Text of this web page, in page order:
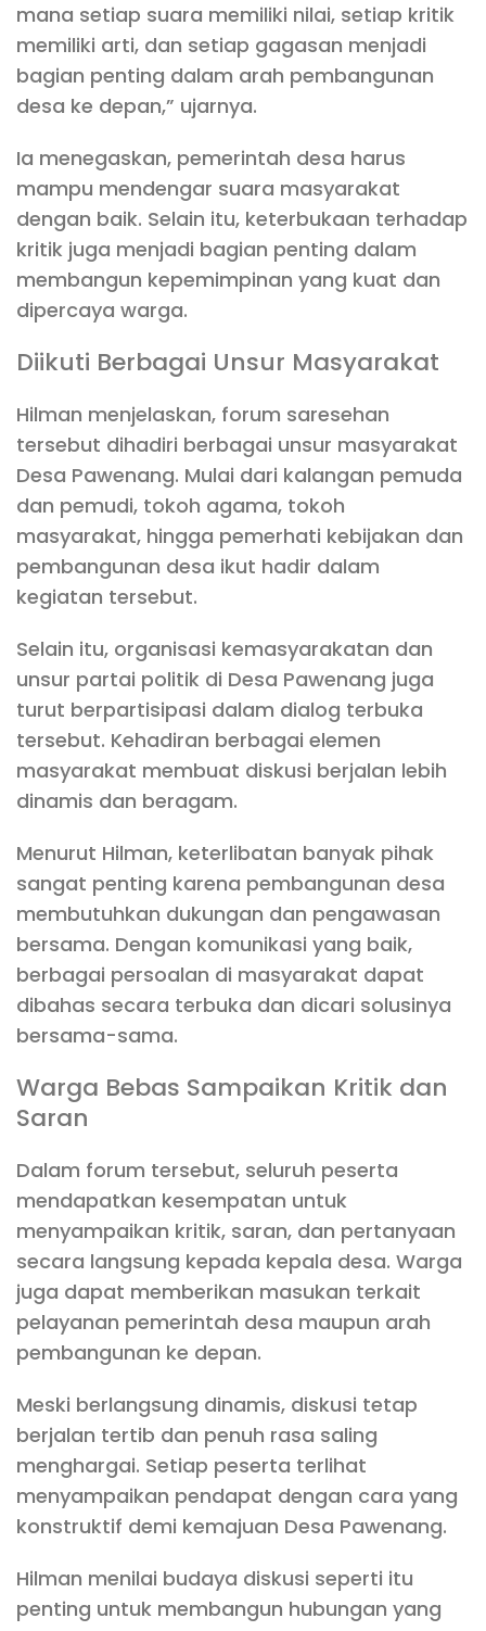
mana setiap suara memiliki nilai, setiap kritik
memiliki arti, dan setiap gagasan menjadi
bagian penting dalam arah pembangunan
desa ke depan,” ujarnya.
Ia menegaskan, pemerintah desa harus
mampu mendengar suara masyarakat
dengan baik. Selain itu, keterbukaan terhadap
kritik juga menjadi bagian penting dalam
membangun kepemimpinan yang kuat dan
dipercaya warga.
Diikuti Berbagai Unsur Masyarakat
Hilman menjelaskan, forum saresehan
tersebut dihadiri berbagai unsur masyarakat
Desa Pawenang. Mulai dari kalangan pemuda
dan pemudi, tokoh agama, tokoh
masyarakat, hingga pemerhati kebijakan dan
pembangunan desa ikut hadir dalam
kegiatan tersebut.
Selain itu, organisasi kemasyarakatan dan
unsur partai politik di Desa Pawenang juga
turut berpartisipasi dalam dialog terbuka
tersebut. Kehadiran berbagai elemen
masyarakat membuat diskusi berjalan lebih
dinamis dan beragam.
Menurut Hilman, keterlibatan banyak pihak
sangat penting karena pembangunan desa
membutuhkan dukungan dan pengawasan
bersama. Dengan komunikasi yang baik,
berbagai persoalan di masyarakat dapat
dibahas secara terbuka dan dicari solusinya
bersama-sama.
Warga Bebas Sampaikan Kritik dan
Saran
Dalam forum tersebut, seluruh peserta
mendapatkan kesempatan untuk
menyampaikan kritik, saran, dan pertanyaan
secara langsung kepada kepala desa. Warga
juga dapat memberikan masukan terkait
pelayanan pemerintah desa maupun arah
pembangunan ke depan.
Meski berlangsung dinamis, diskusi tetap
berjalan tertib dan penuh rasa saling
menghargai. Setiap peserta terlihat
menyampaikan pendapat dengan cara yang
konstruktif demi kemajuan Desa Pawenang.
Hilman menilai budaya diskusi seperti itu
penting untuk membangun hubungan yang